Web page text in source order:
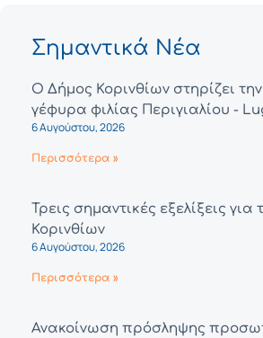
Σημαντικά Νέα
Ο Δήμος Κορινθίων στηρίζει την
γέφυρα φιλίας Περιγιαλίου -
6 Αυγούστου, 2026
Περισσότερα »
Τρεις σημαντικές εξελίξεις για
Κορινθίων
6 Αυγούστου, 2026
Περισσότερα »
Ανακοίνωση πρόσληψης